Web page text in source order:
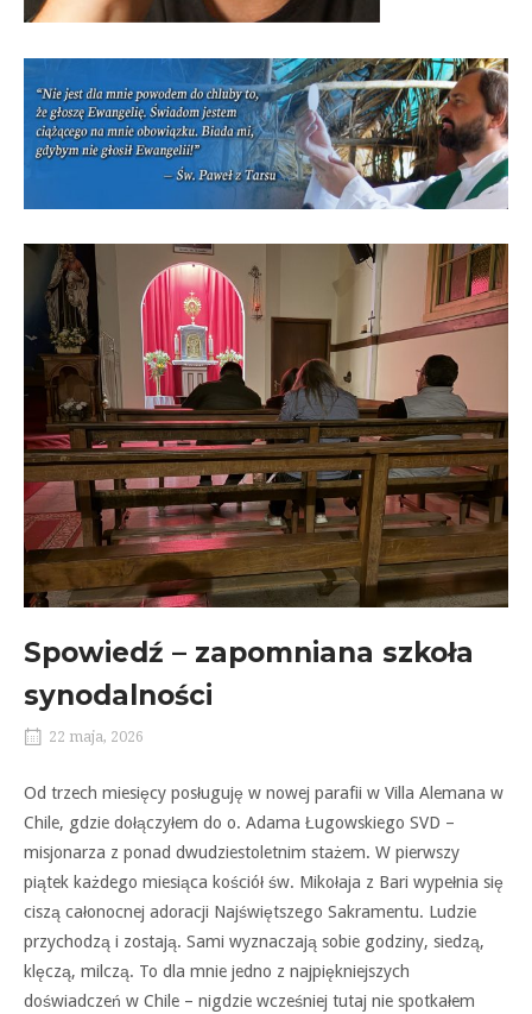
Spowiedź – zapomniana szkoła
synodalności
22 maja, 2026
Od trzech miesięcy posługuję w nowej parafii w Villa Alemana w
Chile, gdzie dołączyłem do o. Adama Ługowskiego SVD –
misjonarza z ponad dwudziestoletnim stażem. W pierwszy
piątek każdego miesiąca kościół św. Mikołaja z Bari wypełnia się
ciszą całonocnej adoracji Najświętszego Sakramentu. Ludzie
przychodzą i zostają. Sami wyznaczają sobie godziny, siedzą,
klęczą, milczą. To dla mnie jedno z najpiękniejszych
doświadczeń w Chile – nigdzie wcześniej tutaj nie spotkałem